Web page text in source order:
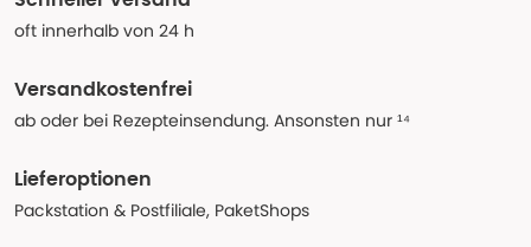
oft innerhalb von 24 h
Versandkostenfrei
ab oder bei Rezepteinsendung. Ansonsten nur ¹⁴
Lieferoptionen
Packstation & Postfiliale, PaketShops